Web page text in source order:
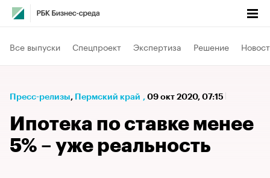
Все выпуски Спецпроект Экспертиза Решение
Пресс-релизы⁠, Пермский край , 09 окт 2020, 07:15
Ипотека по ставке менее
5% – уже реальность